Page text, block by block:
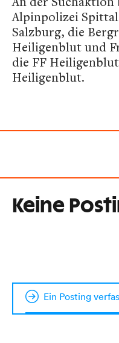
Alpinpolizei
Salzburg, die
Heiligenblut und
die FF
Heiligenblut.
Keine
Ein Posting